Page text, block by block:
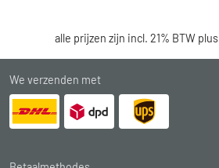
alle prijzen zijn incl. 21% BTW plus
We verzenden met